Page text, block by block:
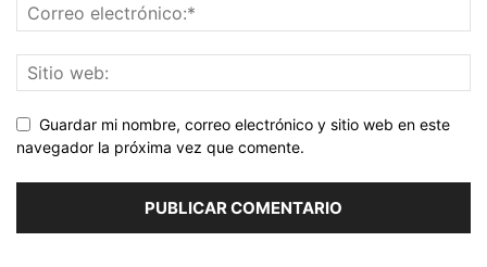
Guardar mi nombre, correo electrónico y sitio web en este
navegador la próxima vez que comente.